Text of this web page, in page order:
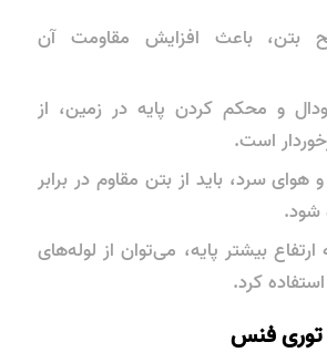
بتن، باعث افزایش مقاومت آن
و محکم کردن پایه در زمین، از
است.
هوای سرد، باید از بتن مقاوم در برابر
شود.
بیشتر پایه، می‌توان از لوله‌های
کرد.
توری فنس